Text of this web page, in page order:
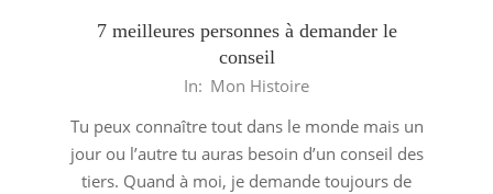
7 meilleures personnes à demander le
conseil
04
In: Mon Histoire
Tu peux connaître tout dans le monde mais un
jour ou l’autre tu auras besoin d’un conseil des
tiers. Quand à moi, je demande toujours de